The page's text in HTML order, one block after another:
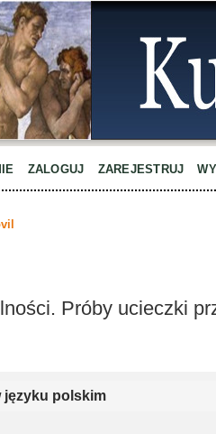
ZALOGUJ ZAREJESTRUJ
Próby ucieczki
języku polskim